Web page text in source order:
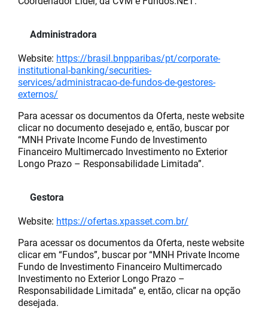
Administradora
Website: https://brasil.bnpparibas/pt/corporate-
institutional-banking/securities-
services/administracao-de-fundos-de-gestores-
externos/
Para acessar os documentos da Oferta, neste website
clicar no documento desejado e, então, buscar por
“MNH Private Income Fundo de Investimento
Financeiro Multimercado Investimento no Exterior
Longo Prazo – Responsabilidade Limitada”.
Gestora
Website: https://ofertas.xpasset.com.br/
Para acessar os documentos da Oferta, neste website
clicar em “Fundos”, buscar por “MNH Private Income
Fundo de Investimento Financeiro Multimercado
Investimento no Exterior Longo Prazo –
Responsabilidade Limitada” e, então, clicar na opção
desejada.